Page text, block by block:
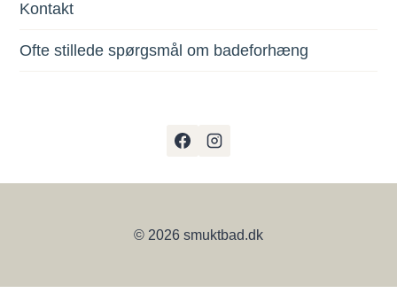
Kontakt
Ofte stillede spørgsmål om badeforhæng
© 2026 smuktbad.dk